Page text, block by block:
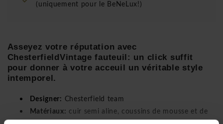
(uniquement pour le BeNeLux!)
Asseyez votre réputation avec
ChesterfieldVintage fauteuil: un click suffit
pour donner à votre acceuil un véritable style
intemporel.
Designer: Chesterfield team
Matériaux: cuir semi aline, coussins de mousse et de